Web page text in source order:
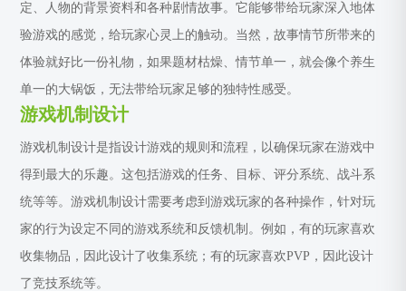
定、人物的背景资料和各种剧情故事。它能够带给玩家深入地体
验游戏的感觉，给玩家心灵上的触动。当然，故事情节所带来的
体验就好比一份礼物，如果题材枯燥、情节单一，就会像个养生
单一的大锅饭，无法带给玩家足够的独特性感受。
游戏机制设计
游戏机制设计是指设计游戏的规则和流程，以确保玩家在游戏中
得到最大的乐趣。这包括游戏的任务、目标、评分系统、战斗系
统等等。游戏机制设计需要考虑到游戏玩家的各种操作，针对玩
家的行为设定不同的游戏系统和反馈机制。例如，有的玩家喜欢
收集物品，因此设计了收集系统；有的玩家喜欢PVP，因此设计
了竞技系统等。